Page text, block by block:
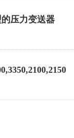
压力变送器